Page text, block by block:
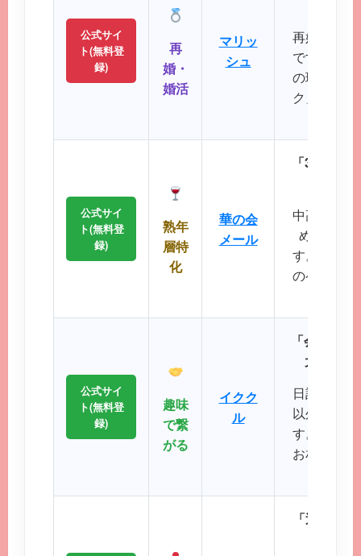
公式サイ
ト(無料登
録)
再
婚・
婚活
マリッ
シュ
再婚や婚
です。バ
の理解を
ク」など
公式サイ
ト(無料登
録)
熟年
層特
化
華の会
メール
「30代後
中高年層
め、同世
す。周囲
のペース
公式サイ
ト(無料登
録)
趣味
で繋
がる
イクク
ル
「会員数
大SNS
日記や掲
以外の機
す。共通
お相手と
「近所で